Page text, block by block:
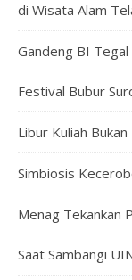
di Wisata Alam
Gandeng BI Tegal
Festival Bubur
Libur Kuliah
Simbiosis
Menag Tekankan
Saat Sambangi